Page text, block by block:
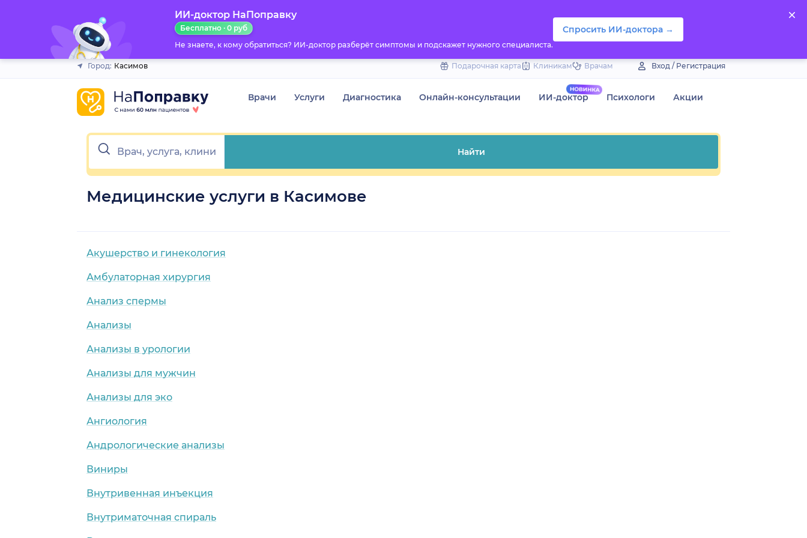
ИИ-доктор НаПоправку
Бесплатно · 0 руб
Не знаете, к кому обратиться? ИИ-доктор разберёт симптомы и подскажет нужного специалиста.
Спросить ИИ-доктора →
Город: Касимов Подарочная карта Клиникам Врачам Вход / Регистрация
Врачи Услуги Диагностика Онлайн-консультации ИИ-доктор Психологи Акции
Найти
Медицинские услуги в Касимове
Акушерство и гинекология
Амбулаторная хирургия
Анализ спермы
Анализы
Анализы в урологии
Анализы для мужчин
Анализы для эко
Ангиология
Андрологические анализы
Виниры
Внутривенная инъекция
Внутриматочная спираль